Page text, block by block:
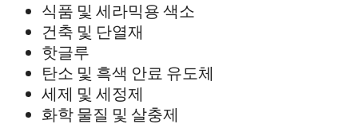
식품 및 세라믹용 색소
건축 및 단열재
핫글루
탄소 및 흑색 안료 유도체
세제 및 세정제
화학 물질 및 살충제